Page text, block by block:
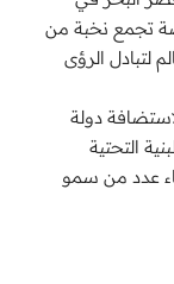
تجمع نخبة من
لتبادل الرؤى
دولة
التحتية
عدد من سمو